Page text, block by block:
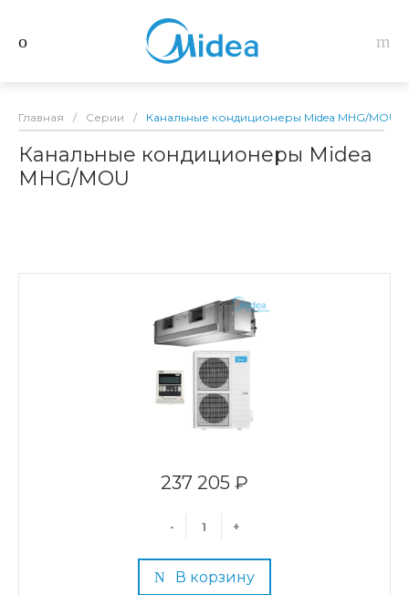
Главная / Серии / Канальные кондиционеры Midea MHG/MOU
Канальные кондиционеры Midea
MHG/MOU
237 205 ₽
- +
В корзину